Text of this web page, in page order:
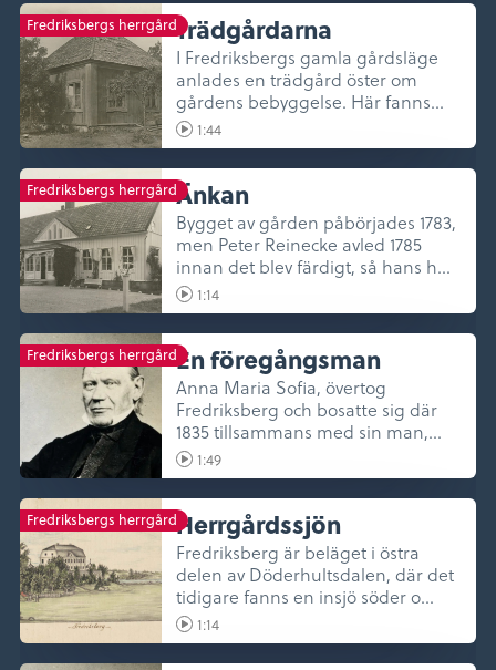
Fredriksbergs herrgårdTrädgårdarna
I Fredriksbergs gamla gårdsläge
anlades en trädgård öster om
gårdens bebyggelse. Här fanns
även e...
1:44
Fredriksbergs herrgårdÄnkan
Bygget av gården påbörjades 1783,
men Peter Reinecke avled 1785
innan det blev färdigt, så hans h...
1:14
Fredriksbergs herrgårdEn föregångsman
Anna Maria Sofia, övertog
Fredriksberg och bosatte sig där
1835 tillsammans med sin man,
Johan Fr...
1:49
Fredriksbergs herrgårdHerrgårdssjön
Fredriksberg är beläget i östra
delen av Döderhultsdalen, där det
tidigare fanns en insjö söder o...
1:14